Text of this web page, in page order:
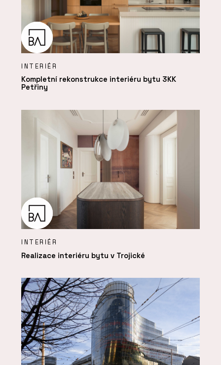
INTERIÉR
Kompletní rekonstrukce interiéru bytu 3KK
Petřiny
INTERIÉR
Realizace interiéru bytu v Trojické